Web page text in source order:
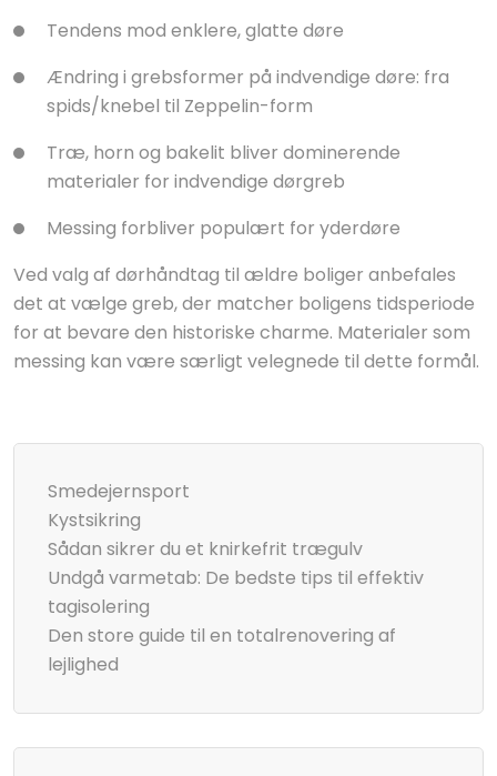
Tendens mod enklere, glatte døre
Ændring i grebsformer på indvendige døre: fra
spids/knebel til Zeppelin-form
Træ, horn og bakelit bliver dominerende
materialer for indvendige dørgreb
Messing forbliver populært for yderdøre
Ved valg af dørhåndtag til ældre boliger anbefales
det at vælge greb, der matcher boligens tidsperiode
for at bevare den historiske charme. Materialer som
messing kan være særligt velegnede til dette formål.
Smedejernsport
Kystsikring
Sådan sikrer du et knirkefrit trægulv
Undgå varmetab: De bedste tips til effektiv
tagisolering
Den store guide til en totalrenovering af
lejlighed